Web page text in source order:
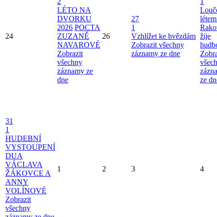
24
LÉTO NA
DVORKU
2026 POCTA
ZUZANĚ
NAVAROVÉ
Zobrazit
všechny
záznamy ze
dne
26
27
1
Vzhlížet ke hvězdám
Zobrazit všechny
záznamy ze dne
žije
ze
31
1
HUDEBNÍ
VYSTOUPENÍ
DUA
VÁCLAVA
ŽÁKOVCE A
ANNY
VOLÍNOVÉ
Zobrazit
všechny
1 2 3 4